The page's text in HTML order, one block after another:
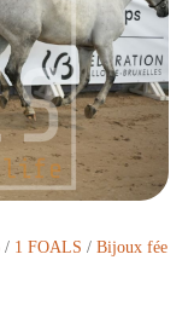
/ 1 FOALS /Bijoux fée